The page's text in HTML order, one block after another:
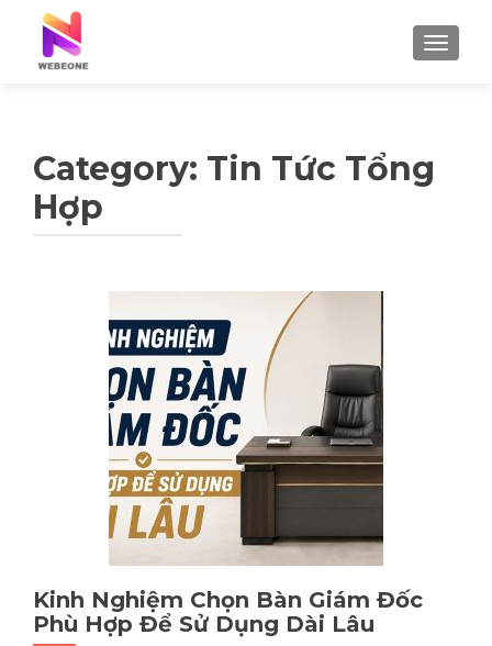
Category: Tin Tức Tổng
Hợp
Kinh Nghiệm Chọn Bàn Giám Đốc
Phù Hợp Để Sử Dụng Dài Lâu
Posts navigation